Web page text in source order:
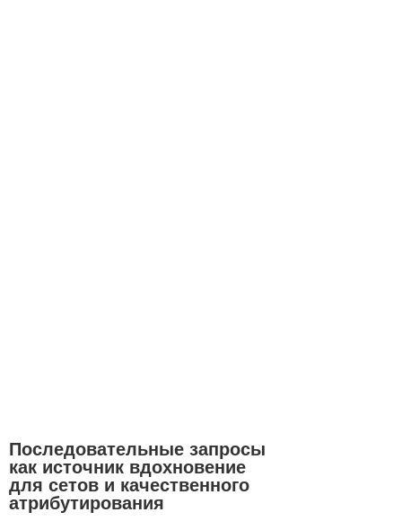
Последовательные запросы
как источник вдохновение
для сетов и качественного
атрибутирования